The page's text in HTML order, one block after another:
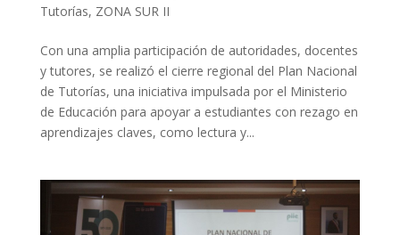
Tutorías, ZONA SUR II
Con una amplia participación de autoridades, docentes
y tutores, se realizó el cierre regional del Plan Nacional
de Tutorías, una iniciativa impulsada por el Ministerio
de Educación para apoyar a estudiantes con rezago en
aprendizajes claves, como lectura y...